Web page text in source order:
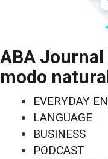
ABA
modo
EVERYDAY
LANGUAGE
BUSINESS
PODCAST